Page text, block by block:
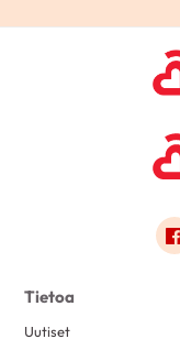
Tietoa
Uutiset